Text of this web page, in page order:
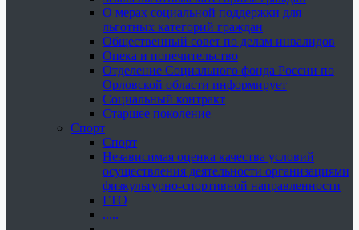
О мерах социальной поддержки для
льготных категорий граждан
Общественный совет по делам инвалидов
Опека и попечительство
Отделение Социального фонда России по
Орловской области информирует
Социальный контракт
Старшее поколение
Спорт
Спорт
Независимая оценка качества условий
осуществления деятельности организациями
физкультурно-спортивной направленности
ГТО
.....